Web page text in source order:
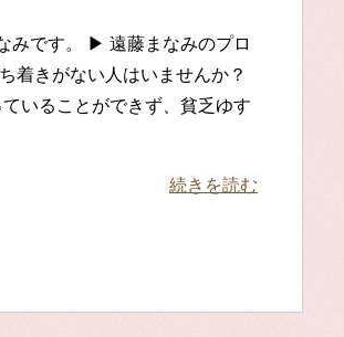
みです。 ▶ 遠藤まなみのプロ
着きがない人はいませんか？
いることができず、貧乏ゆす
続きを読む